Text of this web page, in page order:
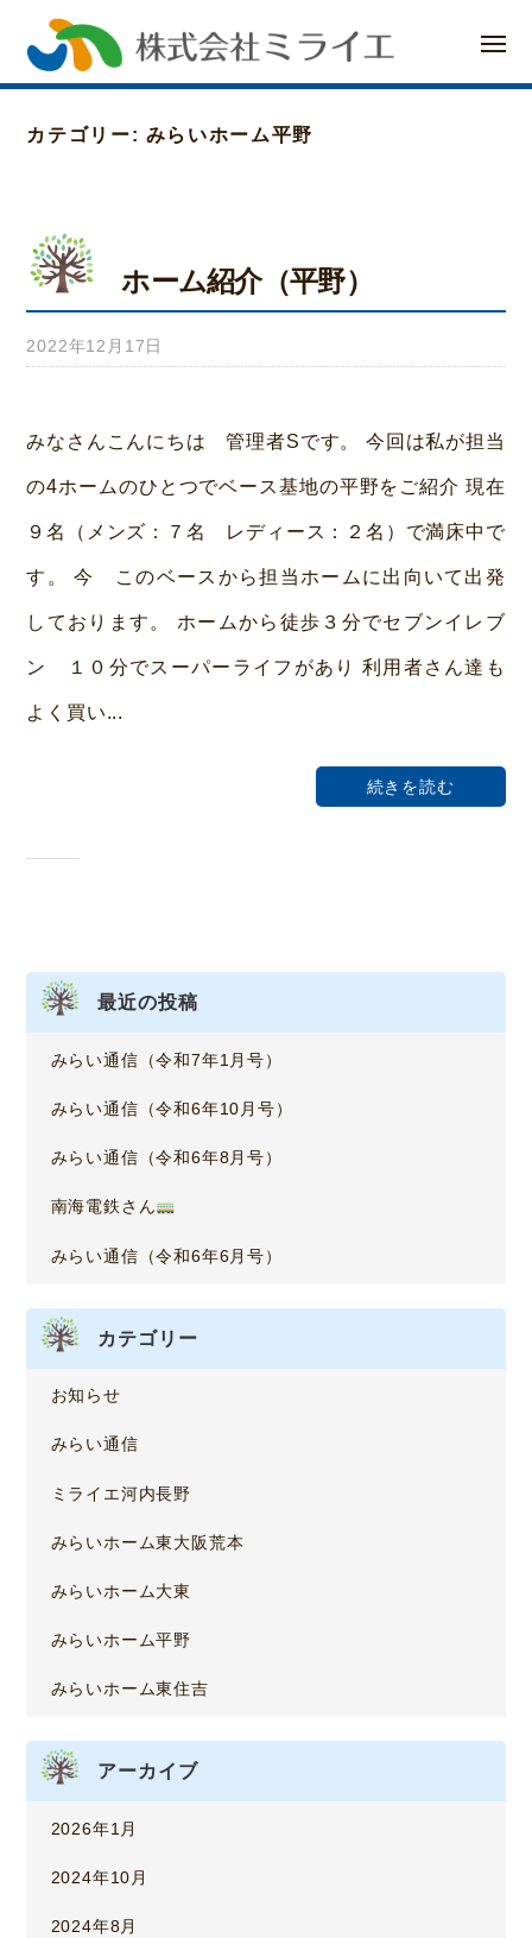
メ
ュ
カテゴリー: みらいホーム平野
ホーム紹介（平野）
2022年12月17日
ー
ム
荒
みなさんこんにちは 管理者Sです。 今回は私が担当
の4ホームのひとつでベース基地の平野をご紹介 現在
９名（メンズ：７名 レディース：２名）で満床中で
す。 今 このベースから担当ホームに出向いて出発
しております。 ホームから徒歩３分でセブンイレブ
ン １０分でスーパーライフがあり 利用者さん達も
よく買い...
続きを読む
最近の投稿
みらい通信（令和7年1月号）
みらい通信（令和6年10月号）
みらい通信（令和6年8月号）
南海電鉄さん
みらい通信（令和6年6月号）
カテゴリー
お知らせ
みらい通信
ミライエ河内長野
みらいホーム東大阪荒本
みらいホーム大東
みらいホーム平野
みらいホーム東住吉
アーカイブ
2026年1月
2024年10月
2024年8月